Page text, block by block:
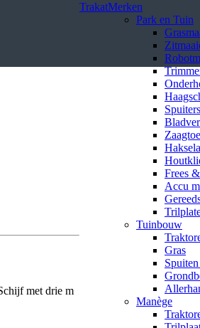
TrakatMerken
Park en Tuin
Frees
Accu
Tuinbouw
Gras
Manège
met drie m